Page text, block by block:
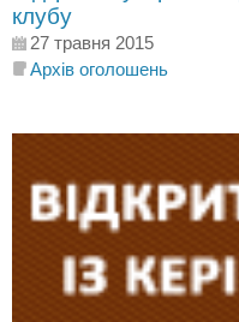
клубу
27 травня 2015
Архів оголошень